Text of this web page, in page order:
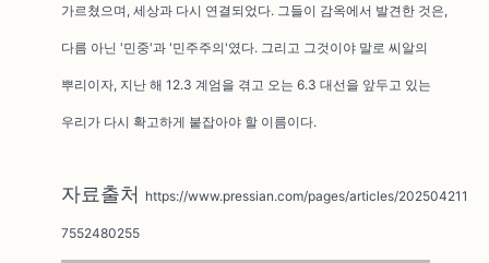
가르쳤으며, 세상과 다시 연결되었다. 그들이 감옥에서 발견한 것은,
다름 아닌 '민중'과 '민주주의'였다. 그리고 그것이야 말로 씨알의
뿌리이자, 지난 해 12.3 계엄을 겪고 오는 6.3 대선을 앞두고 있는
우리가 다시 확고하게 붙잡아야 할 이름이다.
자료출처 https://www.pressian.com/pages/articles/202504211
7552480255